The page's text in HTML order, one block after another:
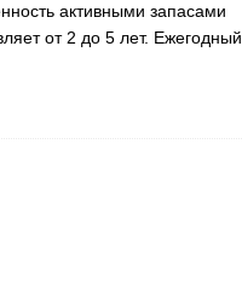
активными запасами
от 2 до 5 лет. Ежегодный